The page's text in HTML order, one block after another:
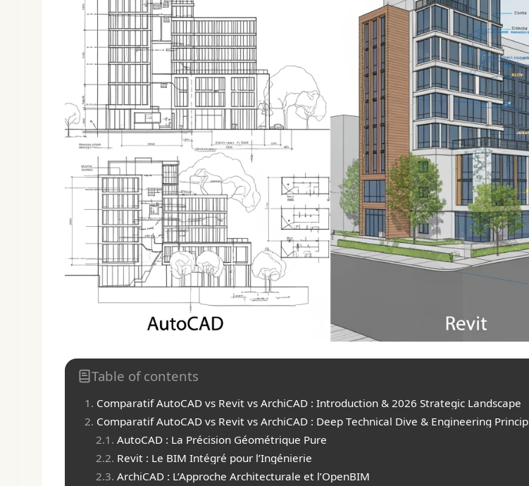
Table of contents
Comparatif AutoCAD vs Revit vs ArchiCAD : Introduction & 2026 Strategic Landscape
Comparatif AutoCAD vs Revit vs ArchiCAD : Deep Technical Dive & Engineering
AutoCAD : La Précision Géométrique Pure
Revit : Le BIM Intégré pour l’Ingénierie
ArchiCAD : L’Approche Architecturale et l’OpenBIM